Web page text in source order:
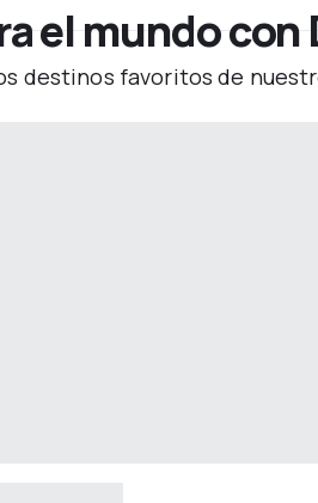
el mundo
destinos favoritos de